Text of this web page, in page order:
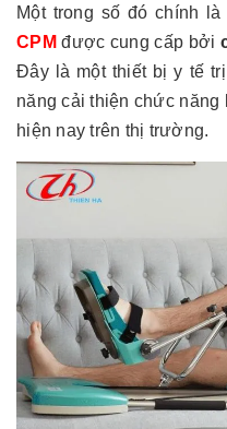
Một trong số đó chính là
CPM được cung cấp bởi
Đây là một thiết bị y tế
năng cải thiện chức năng
hiện nay trên thị trường.